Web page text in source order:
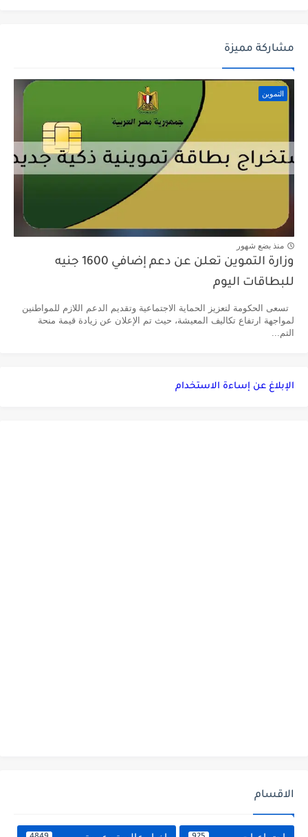
مشاركة مميزة
التموين
منذ بضع شهور
وزارة التموين تعلن عن دعم إضافي 1600 جنيه
للبطاقات اليوم
تسعى الحكومة لتعزيز الحماية الاجتماعية وتقديم الدعم اللازم للمواطنين
لمواجهة ارتفاع تكاليف المعيشة، حيث تم الإعلان عن زيادة قيمة منحة
التم...
الإبلاغ عن إساءة الاستخدام
الاقسام